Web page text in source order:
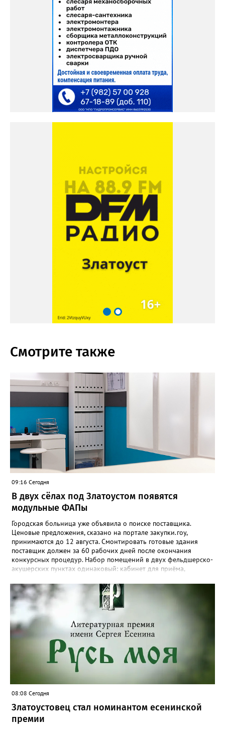
Смотрите также
09:16 Сегодня
В двух сёлах под Златоустом появятся
модульные ФАПы
Городская больница уже объявила о поиске поставщика.
Ценовые предложения, сказано на портале закупки.гоу,
принимаются до 12 августа. Смонтировать готовые здания
поставщик должен за 60 рабочих дней после окончания
конкурсных процедур. Набор помещений в двух фельдшерско-
акушерских пунктах одинаковый: кабинет для приёма,
также комната для хранения лекарственных препаратов и
другие вспомогательные. В Веселовке новый ФАП
расположится на участке №58 по улице Ленина, в Кувашах –
на Советской, 79.
08:08 Сегодня
Златоустовец стал номинантом есенинской
премии